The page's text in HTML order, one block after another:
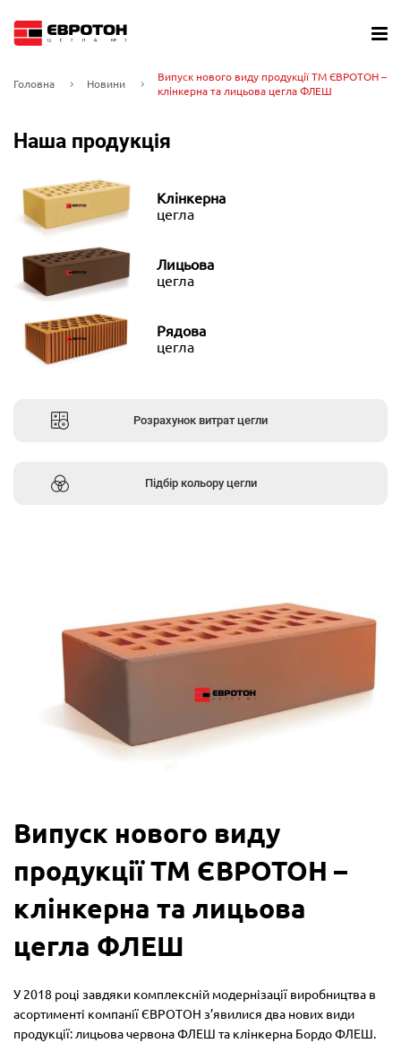
Головна Новини
Випуск нового виду продукції ТМ ЄВРОТОН –
клінкерна та лицьова цегла ФЛЕШ
Випуск нового виду
продукції ТМ ЄВРОТОН –
клінкерна та лицьова
цегла ФЛЕШ
У 2018 році завдяки комплексній модернізації виробництва в
асортименті компанії ЄВРОТОН з’явилися два нових види
продукції: лицьова червона ФЛЕШ та клінкерна Бордо ФЛЕШ.
Наша продукція
Клінкерна
цегла
Лицьова
цегла
Рядова
цегла
Розрахунок витрат цегли
Підбір кольору цегли